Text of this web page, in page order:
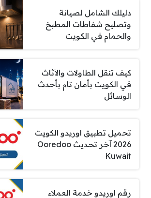
دليلك الشامل لصيانة
وتصليح شفاطات المطبخ
والحمام في الكويت
كيف تنقل الطاولات والأثاث
في الكويت بأمان تام بأحدث
الوسائل
تحميل تطبيق اوريدو الكويت
2026 آخر تحديث Ooredoo
Kuwait
رقم اوريدو خدمة العملاء